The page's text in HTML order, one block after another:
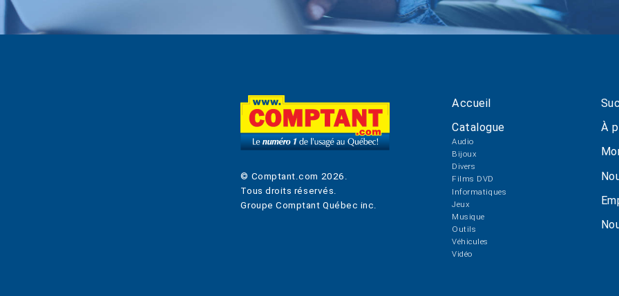
© Comptant.com 2026 .
Tous droits réservés.
Groupe Comptant Québec inc.
Accueil
Catalogue
Audio
Bijoux
Divers
Films DVD
Informatiques
Jeux
Musique
Outils
Véhicules
Vidéo
À